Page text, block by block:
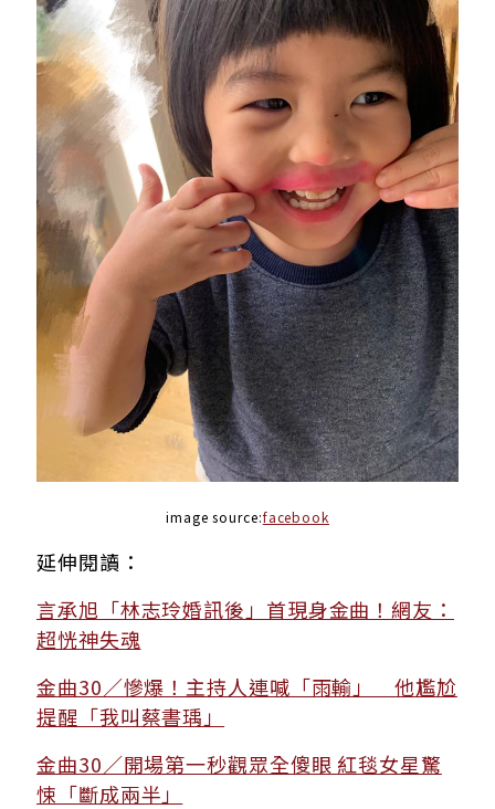
image source:facebook
延伸閱讀：
言承旭「林志玲婚訊後」首現身金曲！網友：
超恍神失魂
金曲30／慘爆！主持人連喊「雨輸」 他尷尬
提醒「我叫蔡書瑀」
金曲30／開場第一秒觀眾全傻眼 紅毯女星驚
悚「斷成兩半」